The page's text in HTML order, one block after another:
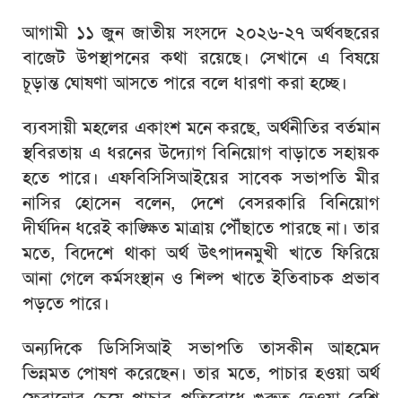
আগামী ১১ জুন জাতীয় সংসদে ২০২৬-২৭ অর্থবছরের
বাজেট উপস্থাপনের কথা রয়েছে। সেখানে এ বিষয়ে
চূড়ান্ত ঘোষণা আসতে পারে বলে ধারণা করা হচ্ছে।
ব্যবসায়ী মহলের একাংশ মনে করছে, অর্থনীতির বর্তমান
স্থবিরতায় এ ধরনের উদ্যোগ বিনিয়োগ বাড়াতে সহায়ক
হতে পারে। এফবিসিসিআইয়ের সাবেক সভাপতি মীর
নাসির হোসেন বলেন, দেশে বেসরকারি বিনিয়োগ
দীর্ঘদিন ধরেই কাঙ্ক্ষিত মাত্রায় পৌঁছাতে পারছে না। তার
মতে, বিদেশে থাকা অর্থ উৎপাদনমুখী খাতে ফিরিয়ে
আনা গেলে কর্মসংস্থান ও শিল্প খাতে ইতিবাচক প্রভাব
পড়তে পারে।
অন্যদিকে ডিসিসিআই সভাপতি তাসকীন আহমেদ
ভিন্নমত পোষণ করেছেন। তার মতে, পাচার হওয়া অর্থ